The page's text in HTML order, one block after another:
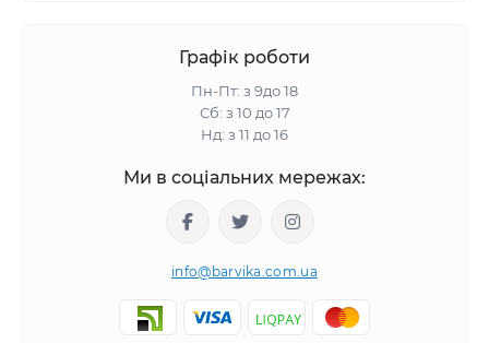
Графік роботи
Пн-Пт: з 9до 18
Сб: з 10 до 17
Нд: з 11 до 16
Ми в соціальних мережах:
info@barvika.com.ua